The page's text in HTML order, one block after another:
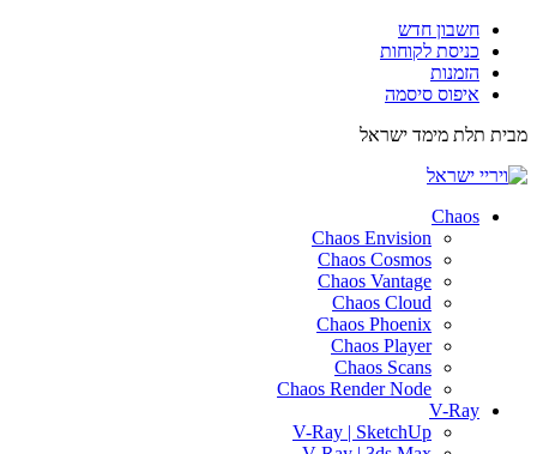
חשבון חדש
כניסת לקוחות
הזמנות
איפוס סיסמה
מבית תלת מימד ישראל
Chaos
Chaos Envision
Chaos Cosmos
Chaos Vantage
Chaos Cloud
Chaos Phoenix
Chaos Player
Chaos Scans
Chaos Render Node
V-Ray
V-Ray | SketchUp